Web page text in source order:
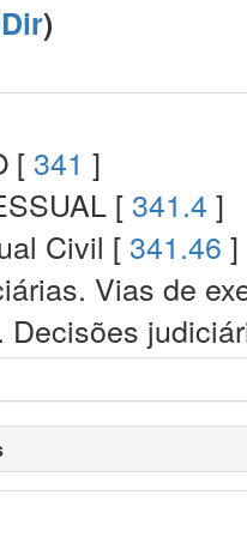
)
[ 341 ]
[ 341.4 ]
Civil [ 341.46 ]
Vias de
Decisões